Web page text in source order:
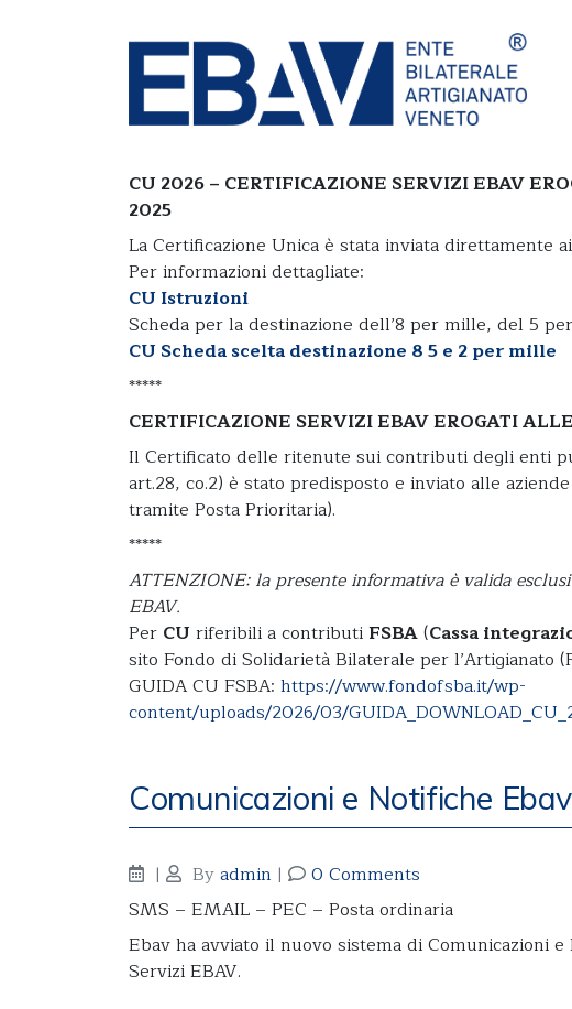
CU 2026 – Certificazioni
CU 2026 – CERTIFICAZIONE SERVIZI EBAV
2025
La Certificazione Unica è stata inviata direttamente
Per informazioni dettagliate:
CU Istruzioni
Scheda per la destinazione dell’8 per mille, del 5
CU Scheda scelta destinazione 8 5 e 2 per mille
*****
CERTIFICAZIONE SERVIZI EBAV EROGATI
Il Certificato delle ritenute sui contributi degli enti
art.28, co.2) è stato predisposto e inviato alle
tramite Posta Prioritaria).
*****
ATTENZIONE: la presente informativa è valida
EBAV.
Per CU riferibili a contributiFSBA(Cassa
sito Fondo di Solidarietà Bilaterale per l’Artigianato
GUIDA CU FSBA: https://www.fondofsba.it/wp-
content/uploads/2026/03/
Comunicazioni e Notifiche Ebav
| Byadmin |
0 Comments
SMS – EMAIL – PEC – Posta ordinaria
Ebav ha avviato il nuovo sistema di Comunicazioni
Servizi EBAV.